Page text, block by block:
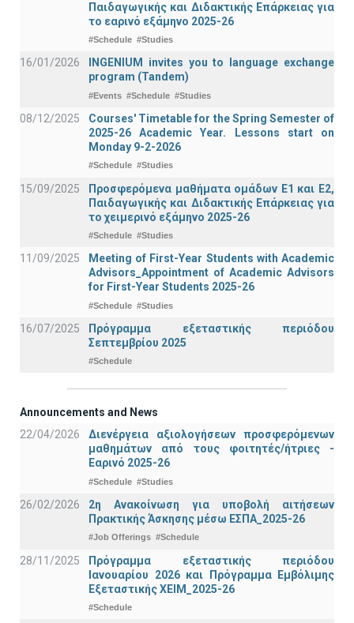
Παιδαγωγικής και Διδακτικής Επάρκειας για
το εαρινό εξάμηνο 2025-26
#Schedule #Studies
16/01/2026
INGENIUM invites you to language exchange
program (Tandem)
#Events #Schedule #Studies
08/12/2025
Courses' Timetable for the Spring Semester of
2025-26 Academic Year. Lessons start on
Monday 9-2-2026
#Schedule #Studies
15/09/2025
Προσφερόμενα μαθήματα ομάδων Ε1 και Ε2,
Παιδαγωγικής και Διδακτικής Επάρκειας για
το χειμερινό εξάμηνο 2025-26
#Schedule #Studies
11/09/2025
Meeting of First-Year Students with Academic
Advisors_Appointment of Academic Advisors
for First-Year Students 2025-26
#Schedule #Studies
16/07/2025
Πρόγραμμα εξεταστικής περιόδου
Σεπτεμβρίου 2025
#Schedule
Announcements and News
22/04/2026
Διενέργεια αξιολογήσεων προσφερόμενων
μαθημάτων από τους φοιτητές/ήτριες -
Εαρινό 2025-26
#Schedule #Studies
26/02/2026
2η Ανακοίνωση για υποβολή αιτήσεων
Πρακτικής Άσκησης μέσω ΕΣΠΑ_2025-26
#Job Offerings #Schedule
28/11/2025
Πρόγραμμα εξεταστικής περιόδου
Ιανουαρίου 2026 και Πρόγραμμα Εμβόλιμης
Εξεταστικής ΧΕΙΜ_2025-26
#Schedule